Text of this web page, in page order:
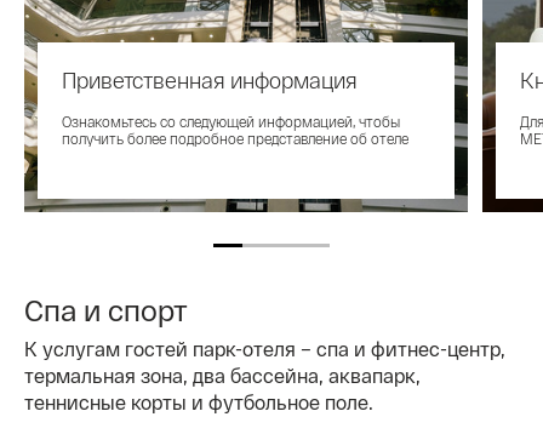
Приветственная информация
Ознакомьтесь со следующей информацией, чтобы
получить более подробное представление об отеле
Спа и спорт
К услугам гостей парк-отеля – спа и фитнес-центр,
термальная зона, два бассейна, аквапарк,
теннисные корты и футбольное поле.